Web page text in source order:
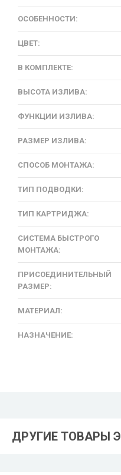
ОСОБЕННОСТИ:
ЦВЕТ:
В КОМПЛЕКТЕ:
ВЫСОТА ИЗЛИВА:
ФУНКЦИИ ИЗЛИВА:
РАЗМЕР ИЗЛИВА:
СПОСОБ МОНТАЖА:
ТИП ПОДВОДКИ:
ТИП КАРТРИДЖА:
СИСТЕМА БЫСТРОГО
МОНТАЖА:
ПРИСОЕДИНИТЕЛЬНЫЙ
РАЗМЕР:
МАТЕРИАЛ:
НАЗНАЧЕНИЕ:
ДРУГИЕ ТОВАРЫ